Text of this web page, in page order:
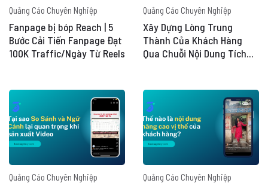
Quảng Cáo Chuyên Nghiệp
Fanpage bị bóp Reach | 5
Bước Cải Tiến Fanpage Đạt
100K Traffic/Ngày Từ Reels
Quảng Cáo Chuyên Nghiệp
Xây Dựng Lòng Trung
Thành Của Khách Hàng
Qua Chuỗi Nội Dung Tích
Quảng Cáo Chuyên Nghiệp Quảng Cáo Chuyên Nghiệp